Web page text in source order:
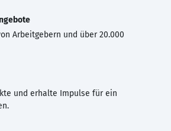
Arbeitgebern und über 20.000
und erhalte Impulse für ein